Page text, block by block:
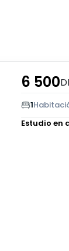
6 500
1
Estudio en